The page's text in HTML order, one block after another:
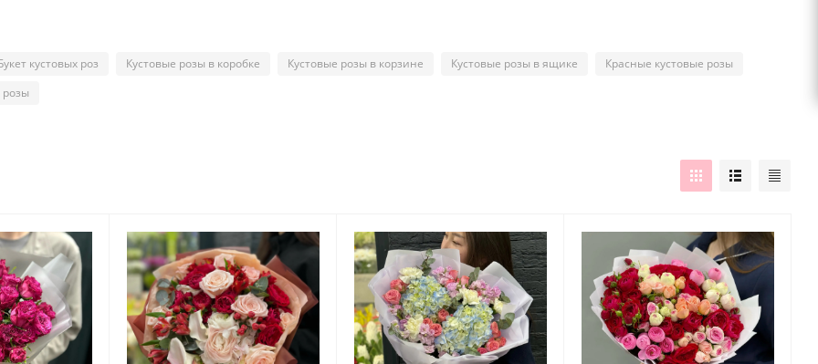
кустовых роз Кустовые розы в коробке Кустовые розы в корзине Кустовые розы в ящике
Красные кустовые розы
розы